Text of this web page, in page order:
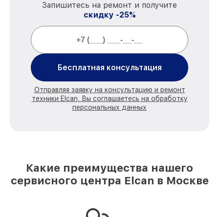
Запишитесь на ремонт и получите
скидку -25%
Бесплатная консультация
Отправляя заявку на консультацию и ремонт
техники Elcan, Вы соглашаетесь на обработку
персональных данных
Какие преимущества нашего
сервисного центра Elcan в Москве